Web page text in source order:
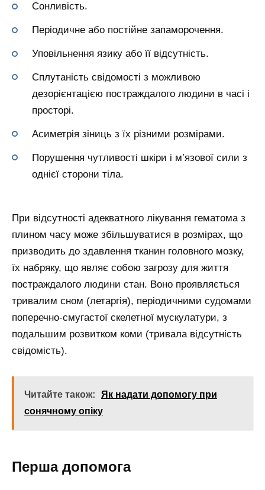
Сонливість.
Періодичне або постійне запаморочення.
Уповільнення язику або її відсутність.
Сплутаність свідомості з можливою
дезорієнтацією постраждалого людини в часі і
просторі.
Асиметрія зіниць з їх різними розмірами.
Порушення чутливості шкіри і м’язової сили з
однієї сторони тіла.
При відсутності адекватного лікування гематома з
плином часу може збільшуватися в розмірах, що
призводить до здавлення тканин головного мозку,
їх набряку, що являє собою загрозу для життя
постраждалого людини стан. Воно проявляється
тривалим сном (летаргія), періодичними судомами
поперечно-смугастої скелетної мускулатури, з
подальшим розвитком коми (тривала відсутність
свідомість).
Читайте також:
Як надати допомогу при
сонячному опіку
Перша допомога